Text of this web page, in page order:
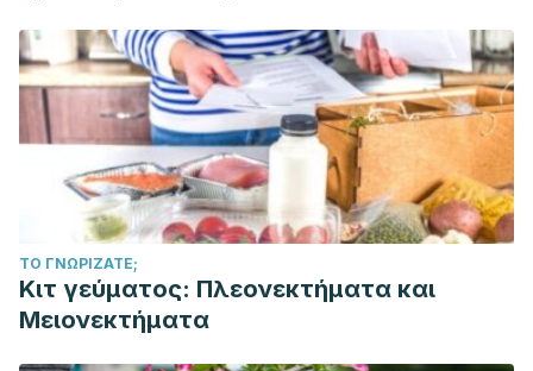
ΤΟ ΓΝΩΡΊΖΑΤΕ;
Κιτ γεύματος: Πλεονεκτήματα και
Μειονεκτήματα